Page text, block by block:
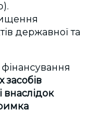
державної та